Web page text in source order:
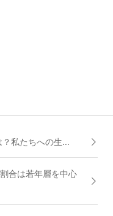
私たちへの生...
合は若年層を中心